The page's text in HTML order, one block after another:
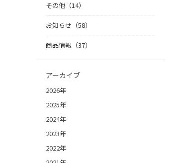
その他（14）
お知らせ（58）
商品情報（37）
アーカイブ
2026年
2025年
2024年
2023年
2022年